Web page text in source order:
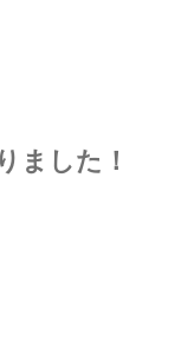
ました！